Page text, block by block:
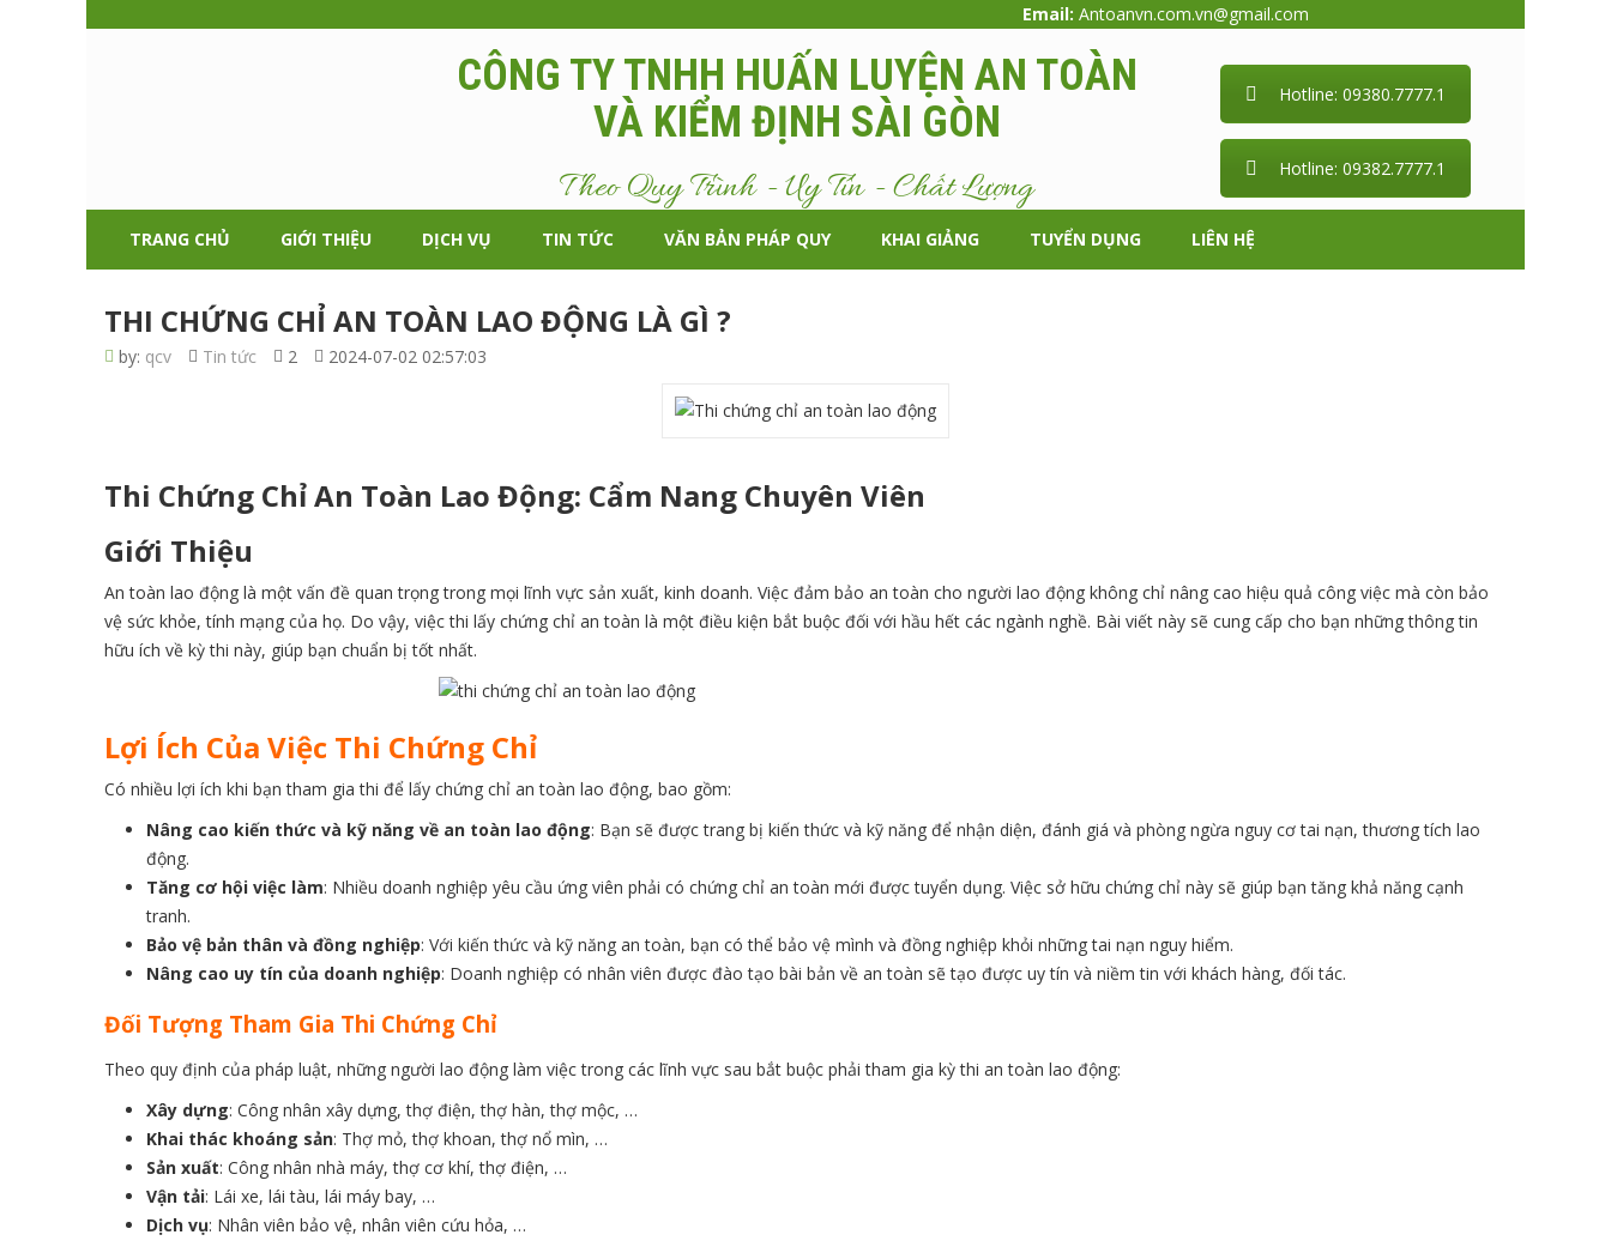
Email: Antoanvn.com.vn@gmail.com
CÔNG TY TNHH HUẤN LUYỆN AN TOÀN
VÀ KIỂM ĐỊNH SÀI GÒN
Theo Quy Trình - Uy Tín - Chất Lượng
Hotline: 09380.7777.1
Hotline: 09382.7777.1
TRANG CHỦ GIỚI THIỆU DỊCH VỤ TIN TỨC VĂN BẢN PHÁP QUY KHAI GIẢNG TUYỂN DỤNG LIÊN HỆ
THI CHỨNG CHỈ AN TOÀN LAO ĐỘNG LÀ GÌ ?
by: qcv Tin tức 2 2024-07-02 02:57:03
Thi Chứng Chỉ An Toàn Lao Động: Cẩm Nang Chuyên Viên
Giới Thiệu
An toàn lao động là một vấn đề quan trọng trong mọi lĩnh vực sản xuất, kinh doanh. Việc đảm bảo an toàn cho người lao động không chỉ nâng cao hiệu quả công việc mà còn bảo
vệ sức khỏe, tính mạng của họ. Do vậy, việc thi lấy chứng chỉ an toàn là một điều kiện bắt buộc đối với hầu hết các ngành nghề. Bài viết này sẽ cung cấp cho bạn những thông tin
hữu ích về kỳ thi này, giúp bạn chuẩn bị tốt nhất.
Lợi Ích Của Việc Thi Chứng Chỉ
Có nhiều lợi ích khi bạn tham gia thi để lấy chứng chỉ an toàn lao động, bao gồm:
Nâng cao kiến thức và kỹ năng về an toàn lao động: Bạn sẽ được trang bị kiến thức và kỹ năng để nhận diện, đánh giá và phòng ngừa nguy cơ tai nạn, thương tích lao
động.
Tăng cơ hội việc làm: Nhiều doanh nghiệp yêu cầu ứng viên phải có chứng chỉ an toàn mới được tuyển dụng. Việc sở hữu chứng chỉ này sẽ giúp bạn tăng khả năng cạnh
tranh.
Bảo vệ bản thân và đồng nghiệp: Với kiến thức và kỹ năng an toàn, bạn có thể bảo vệ mình và đồng nghiệp khỏi những tai nạn nguy hiểm.
Nâng cao uy tín của doanh nghiệp: Doanh nghiệp có nhân viên được đào tạo bài bản về an toàn sẽ tạo được uy tín và niềm tin với khách hàng, đối tác.
Đối Tượng Tham Gia Thi Chứng Chỉ
Theo quy định của pháp luật, những người lao động làm việc trong các lĩnh vực sau bắt buộc phải tham gia kỳ thi an toàn lao động:
Xây dựng: Công nhân xây dựng, thợ điện, thợ hàn, thợ mộc, …
Khai thác khoáng sản: Thợ mỏ, thợ khoan, thợ nổ mìn, …
Sản xuất: Công nhân nhà máy, thợ cơ khí, thợ điện, …
Vận tải: Lái xe, lái tàu, lái máy bay, …
Dịch vụ: Nhân viên bảo vệ, nhân viên cứu hỏa, …